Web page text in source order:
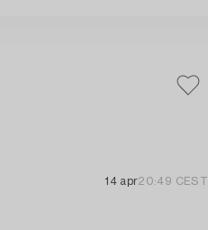
14 apr20:49 CEST